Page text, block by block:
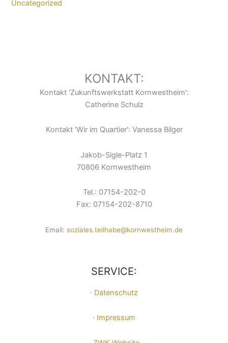
Uncategorized
KONTAKT:
Kontakt 'Zukunftswerkstatt Kornwestheim':
Catherine Schulz
Kontakt 'Wir im Quartier': Vanessa Bilger
Jakob-Sigle-Platz 1
70806 Kornwestheim
Tel.: 07154-202-0
Fax: 07154-202-8710
Email: soziales.teilhabe@kornwestheim.de
SERVICE:
· Datenschutz
· Impressum